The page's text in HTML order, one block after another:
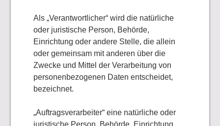
Als „Verantwortlicher“ wird die natürliche
oder juristische Person, Behörde,
Einrichtung oder andere Stelle, die allein
oder gemeinsam mit anderen über die
Zwecke und Mittel der Verarbeitung von
personenbezogenen Daten entscheidet,
bezeichnet.
„Auftragsverarbeiter“ eine natürliche oder
juristische Person, Behörde, Einrichtung